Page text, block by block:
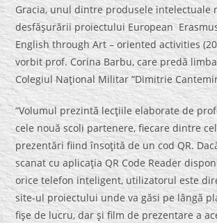
Gracia, unul dintre produsele intelectuale
desfăşurării proiectului European
English through Art – oriented activities
vorbit prof. Corina Barbu, care predă
Colegiul Naţional Militar “Dimitrie
“Volumul prezintă lecţiile elaborate de
cele nouă scoli partenere, fiecare dintre
prezentări fiind însoţită de un cod QR.
scanat cu aplicaţia QR Code Reader
orice telefon inteligent, utilizatorul este
site-ul proiectului unde va găsi pe lângă
fişe de lucru, dar şi film de prezentare a